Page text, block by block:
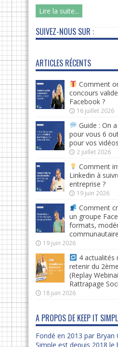
Lire la suite...
SUIVEZ-NOUS SUR :
ARTICLES RÉCENTS
Comment
concours
Facebook ?
16 juillet 2026
Guide : On
pour vous 6
pour vos
2 juillet 2026
Comment
Linkedin à
entreprise ?
19 juin 2026
Comment
un groupe
formats,
communautaire
19 juin 2026
4 actualités
retenir du
(Replay
Rattrapage
18 juin 2026
A PROPOS DE KEEP IT
Fondé en 2013 par Bryan
Simple est depuis 2018 le